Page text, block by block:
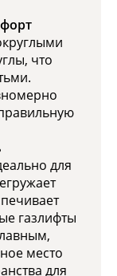
что
для
газлифты
место
для